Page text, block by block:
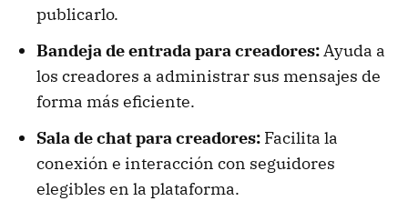
publicarlo.
Bandeja de entrada para creadores:Ayuda a
los creadores a administrar sus mensajes de
forma más eficiente.
Sala de chat para creadores: Facilita la
conexión e interacción con seguidores
elegibles en la plataforma.